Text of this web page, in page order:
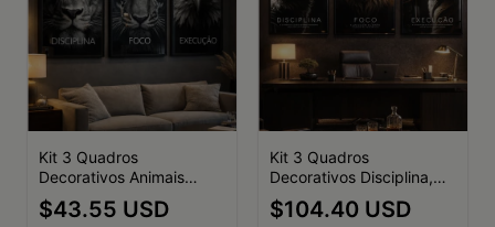
Kit 3 Quadros
Decorativos Animais
Disciplina Foco Execução
Rosto Animais Leão Tigre
$43.55 USD
Kit 3 Quadros
Decorativos Disciplina,
Foco, Execução II
$104.40 USD